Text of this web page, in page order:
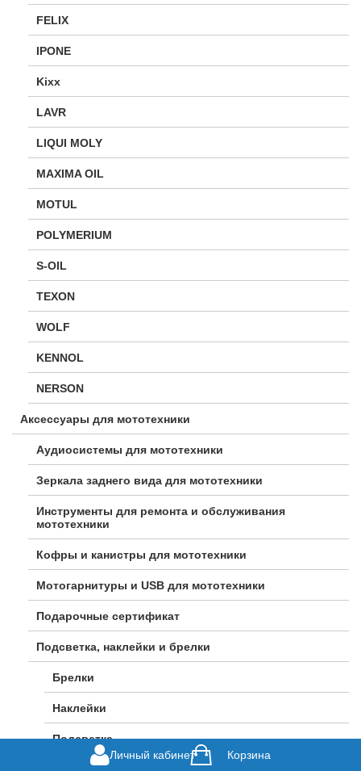
FELIX
IPONE
Kixx
LAVR
LIQUI MOLY
MAXIMA OIL
MOTUL
POLYMERIUM
S-OIL
TEXON
WOLF
KENNOL
NERSON
Аксессуары для мототехники
Аудиосистемы для мототехники
Зеркала заднего вида для мототехники
Инструменты для ремонта и обслуживания
мототехники
Кофры и канистры для мототехники
Мотогарнитуры и USB для мототехники
Подарочные сертификат
Подсветка, наклейки и брелки
Брелки
Наклейки
Подсветка
Личный кабинет Корзина